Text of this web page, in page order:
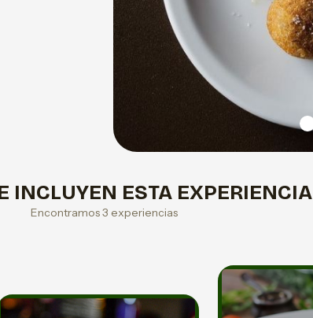
INCLUYEN ESTA EXPERIENCIA
Encontramos 3 experiencias